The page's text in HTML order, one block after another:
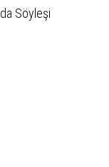
Söyleşi